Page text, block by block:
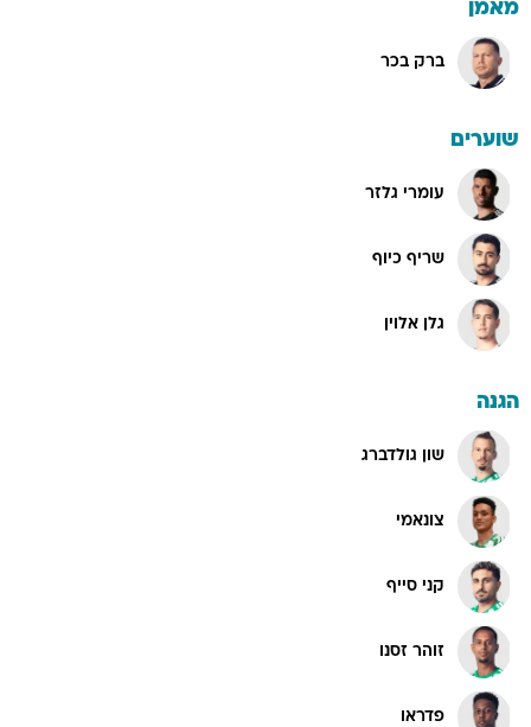
מאמן
ברק בכר
שוערים
עומרי גלזר
שריף כיוף
גלן אלוין
הגנה
שון גולדברג
צונאמי
קני סייף
זוהר זסנו
פדראו